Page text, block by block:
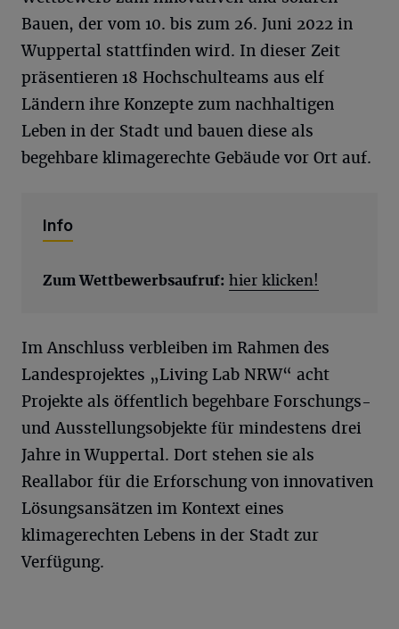
Bauen, der vom 10. bis zum 26. Juni 2022 in
Wuppertal stattfinden wird. In dieser Zeit
präsentieren 18 Hochschulteams aus elf
Ländern ihre Konzepte zum nachhaltigen
Leben in der Stadt und bauen diese als
begehbare klimagerechte Gebäude vor Ort auf.
Info
Zum Wettbewerbsaufruf: hier klicken!
Im Anschluss verbleiben im Rahmen des
Landesprojektes „Living Lab NRW“ acht
Projekte als öffentlich begehbare Forschungs-
und Ausstellungsobjekte für mindestens drei
Jahre in Wuppertal. Dort stehen sie als
Reallabor für die Erforschung von innovativen
Lösungsansätzen im Kontext eines
klimagerechten Lebens in der Stadt zur
Verfügung.